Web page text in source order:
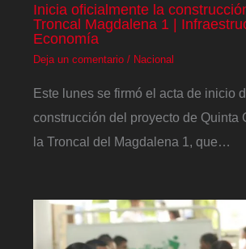
Inicia oficialmente la
Troncal Magdalena 1 |
Economía
Deja un comentario / Nacional
Este lunes se firmó el acta de inicio
construcción del proyecto de Quinta
la Troncal del Magdalena 1, que…